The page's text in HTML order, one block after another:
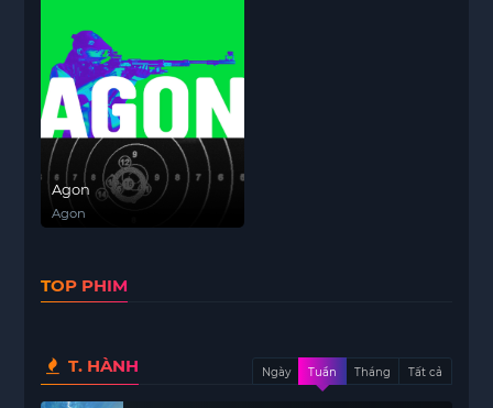
Agon
Agon
TOP PHIM
T. HÀNH Ngày Tuần Tháng Tất cả